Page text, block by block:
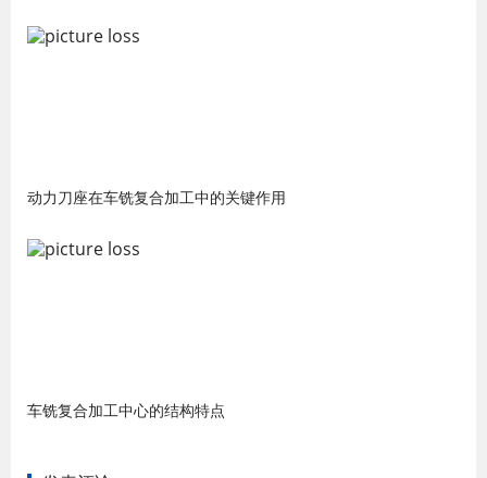
动力刀座在车铣复合加工中的关键作用
车铣复合加工中心的结构特点